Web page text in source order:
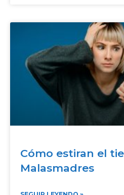
Cómo estiran el
Malasmadres